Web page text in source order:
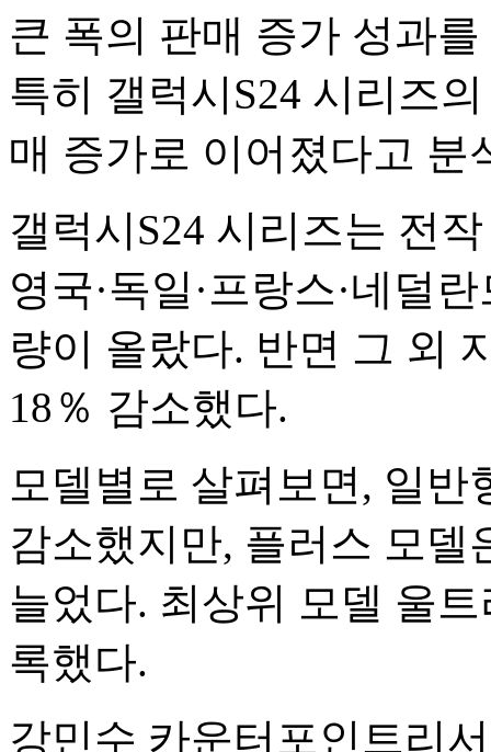
큰 폭의 판매 증가 성과
특히 갤럭시S24 시리즈
매 증가로 이어졌다고 분
갤럭시S24 시리즈는 전
영국·독일·프랑스·네덜
량이 올랐다. 반면 그 외
18％ 감소했다.
모델별로 살펴보면, 일반
감소했지만, 플러스 모델
늘었다. 최상위 모델 울
록했다.
강민수 카운터포인트리